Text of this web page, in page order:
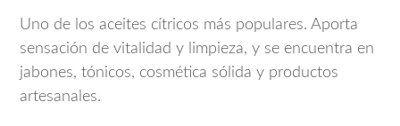
Uno de los aceites cítricos más populares. Aporta
sensación de vitalidad y limpieza, y se encuentra en
jabones, tónicos, cosmética sólida y productos
artesanales.